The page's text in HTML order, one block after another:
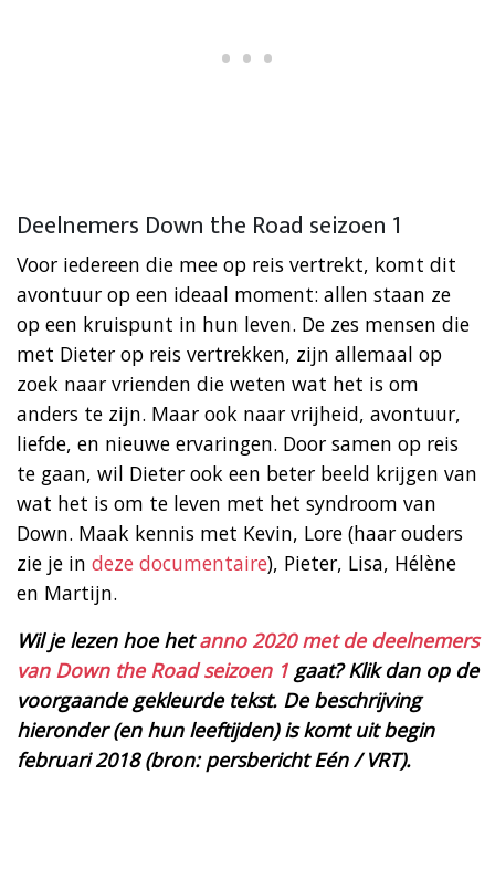
Deelnemers Down the Road seizoen 1
Voor iedereen die mee op reis vertrekt, komt dit
avontuur op een ideaal moment: allen staan ze
op een kruispunt in hun leven. De zes mensen die
met Dieter op reis vertrekken, zijn allemaal op
zoek naar vrienden die weten wat het is om
anders te zijn. Maar ook naar vrijheid, avontuur,
liefde, en nieuwe ervaringen. Door samen op reis
te gaan, wil Dieter ook een beter beeld krijgen van
wat het is om te leven met het syndroom van
Down. Maak kennis met Kevin, Lore (haar ouders
zie je in deze documentaire), Pieter, Lisa, Hélène
en Martijn.
Wil je lezen hoe hetanno 2020 met de deelnemers
van Down the Road seizoen 1 gaat? Klik dan op de
voorgaande gekleurde tekst. De beschrijving
hieronder (en hun leeftijden) is komt uit begin
februari 2018 (bron: persbericht Eén / VRT).